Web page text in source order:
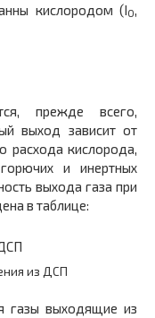
кислородом (IO
прежде всего,
выход зависит от
расхода кислорода,
и инертных
выхода газа при
в таблице:
из ДСП
газы выходящие из